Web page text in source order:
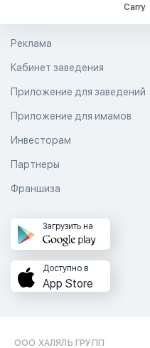
Carry
Реклама
Кабинет заведения
Приложение для заведений
Приложение для имамов
Инвесторам
Партнеры
Франшиза
Загрузить на
Доступно в
App Store
ООО ХАЛЯЛЬ ГРУПП